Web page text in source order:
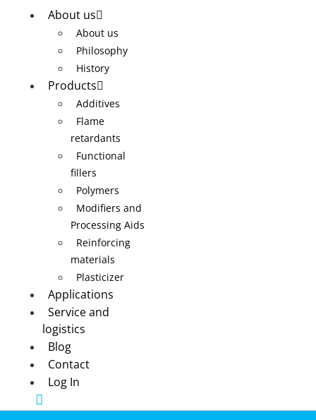
About us
About us
Philosophy
History
Products
Additives
Flame
retardants
Functional
fillers
Polymers
Modifiers and
Processing Aids
Reinforcing
materials
Plasticizer
Applications
Service and
logistics
Blog
Contact
Log In